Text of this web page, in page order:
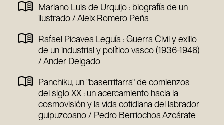
Mariano Luis de Urquijo : biografía de un
ilustrado / Aleix Romero Peña
Rafael Picavea Leguía : Guerra Civil y exilio
de un industrial y político vasco (1936-1946)
/ Ander Delgado
Panchiku, un "baserritarra" de comienzos
del siglo XX : un acercamiento hacia la
cosmovisión y la vida cotidiana del labrador
guipuzcoano / Pedro Berriochoa Azcárate